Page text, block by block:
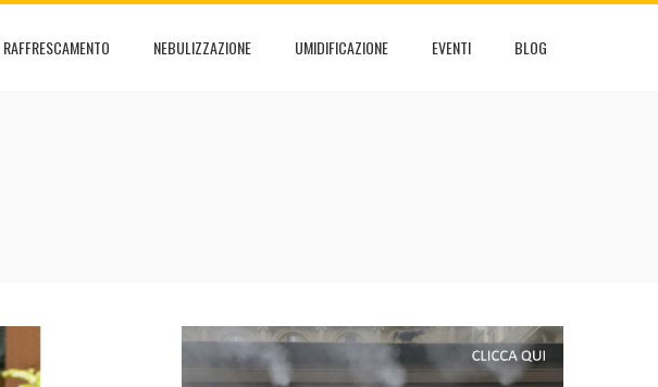
RAFFRESCAMENTO NEBULIZZAZIONE UMIDIFICAZIONE EVENTI BLOG